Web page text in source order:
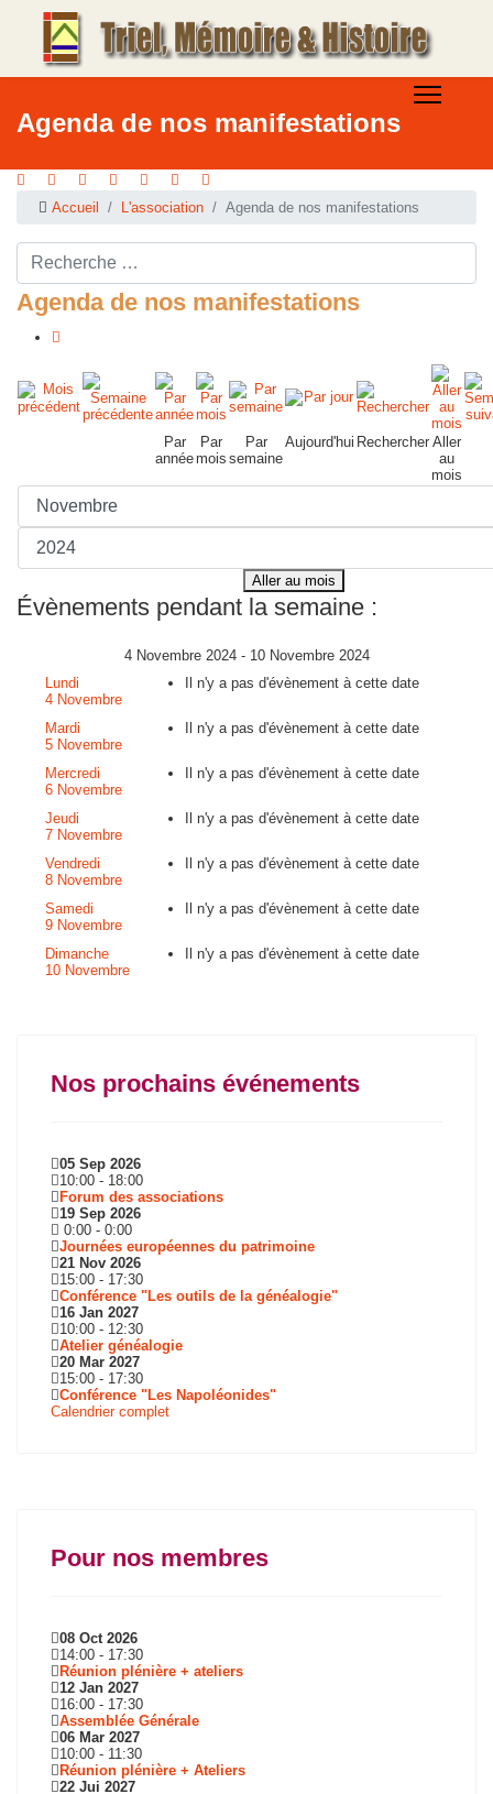
Agenda de nos manifestations
Accueil L'association Agenda de nos manifestations
Rechercher ...
Agenda de nos manifestations
Par
année
Par
mois
Par
semaine
Aujourd'hui Rechercher Aller
au
mois
Aller au mois
Évènements pendant la semaine :
4 Novembre 2024 - 10 Novembre 2024
Lundi
4 Novembre
Il n'y a pas d'évènement à cette date
Mardi
5 Novembre
Il n'y a pas d'évènement à cette date
Mercredi
6 Novembre
Il n'y a pas d'évènement à cette date
Jeudi
7 Novembre
Il n'y a pas d'évènement à cette date
Vendredi
8 Novembre
Il n'y a pas d'évènement à cette date
Samedi
9 Novembre
Il n'y a pas d'évènement à cette date
Dimanche
10 Novembre
Il n'y a pas d'évènement à cette date
Nos prochains événements
05 Sep 2026
10:00 - 18:00
Forum des associations
19 Sep 2026
0:00 - 0:00
Journées européennes du patrimoine
21 Nov 2026
15:00 - 17:30
Conférence "Les outils de la généalogie"
16 Jan 2027
10:00 - 12:30
Atelier généalogie
20 Mar 2027
15:00 - 17:30
Conférence "Les Napoléonides"
Calendrier complet
Pour nos membres
08 Oct 2026
14:00 - 17:30
Réunion plénière + ateliers
12 Jan 2027
16:00 - 17:30
Assemblée Générale
06 Mar 2027
10:00 - 11:30
Réunion plénière + Ateliers
22 Jui 2027